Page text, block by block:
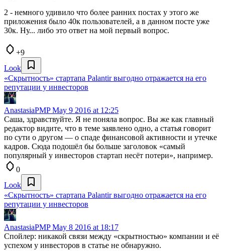
2 - немного удивило что более ранних постах у этого же
приложения было 40к пользователей, а в данном посте уже
30к. Ну... либо это ответ на мой первый вопрос.
+9
Look
«Скрытность» стартапа Palantir выгодно отражается на его
репутации у инвесторов
AnastasiaPMPMay 9 2016 at 12:25
Саша, здравствуйте. Я не поняла вопрос. Вы же как главный
редактор видите, что в теме заявлено одно, а статья говорит
по сути о другом — о спаде финансовой активности и утечке
кадров. Сюда подошёл бы больше заголовок «самый
популярный у инвесторов стартап несёт потери», например.
0
Look
«Скрытность» стартапа Palantir выгодно отражается на его
репутации у инвесторов
AnastasiaPMPMay 8 2016 at 18:17
Спойлер: никакой связи между «скрытностью» компании и её
успехом у инвесторов в статье не обнаружно.